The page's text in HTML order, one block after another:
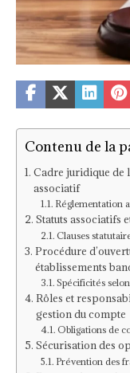
Contenu de la
Cadre juridique de
associatif
Réglementation
Statuts associatifs
Clauses
Procédure
établissements
Spécificités
Rôles et
gestion du compte
Obligations de
Sécurisation des
Prévention des